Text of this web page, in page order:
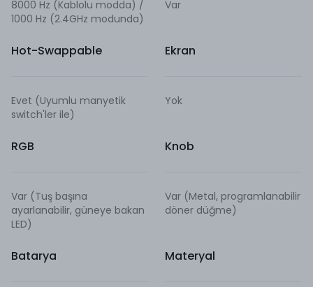
8000 Hz (Kablolu modda) /
1000 Hz (2.4GHz modunda)
Var
Hot-Swappable
Evet (Uyumlu manyetik
switch'ler ile)
Ekran
Yok
RGB
Var (Tuş başına
ayarlanabilir, güneye bakan
LED)
Knob
Var (Metal, programlanabilir
döner düğme)
Batarya Materyal